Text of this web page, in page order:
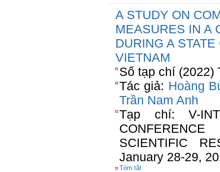
A STUDY ON
MEASURES IN A
DURING A
VIETNAM
Số tạp chí (2022)
Tác giả: Hoàng
Trần Nam Anh
Tạp chí: V-
SCIENTIFIC
January 28-29,
Tóm tắt